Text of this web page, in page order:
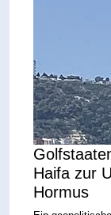
Haifa zur
Hormus